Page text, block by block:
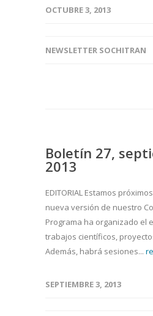
OCTUBRE 3, 2013
NEWSLETTER SOCHITRAN
Boletín 27,
2013
EDITORIAL Estamos
nueva versión de nuestro
Programa ha organizado el
trabajos científicos,
Además, habrá sesiones...
SEPTIEMBRE 3, 2013